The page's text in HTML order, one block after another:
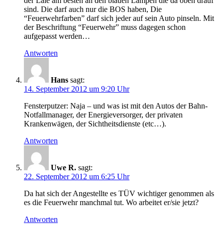
sind. Die darf auch nur die BOS haben, Die
“Feuerwehrfarben” darf sich jeder auf sein Auto pinseln. Mit
der Beschriftung “Feuerwehr” muss dagegen schon
aufgepasst werden…
Antworten
Hans sagt:
14. September 2012 um 9:20 Uhr
Fensterputzer: Naja – und was ist mit den Autos der Bahn-
Notfallmanager, der Energieversorger, der privaten
Krankenwägen, der Sichtheitsdienste (etc…).
Antworten
Uwe R. sagt:
22. September 2012 um 6:25 Uhr
Da hat sich der Angestellte es TÜV wichtiger genommen als
es die Feuerwehr manchmal tut. Wo arbeitet er/sie jetzt?
Antworten